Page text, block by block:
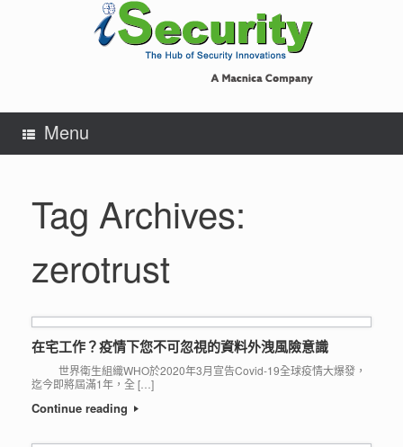
Menu
Tag Archives:
zerotrust
在宅工作？疫情下您不可忽視的資料外洩風險意識
世界衛生組織WHO於2020年3月宣告Covid-19全球疫情大爆發，
迄今即將屆滿1年，全 […]
Continue reading